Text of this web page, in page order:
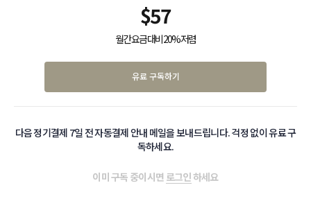
$57
월간 요금 대비 20% 저렴
유료 구독하기
다음 정기결제 7일 전 자동결제 안내 메일을 보내드립니다. 걱정 없이 유료 구
독하세요.
이미 구독 중이시면 로그인하세요